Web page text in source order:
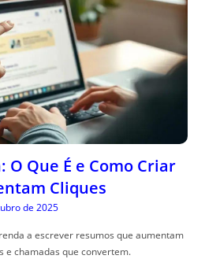
Que É e Como Criar
Cliques
de 2025
a escrever resumos que aumentam
e chamadas que convertem.